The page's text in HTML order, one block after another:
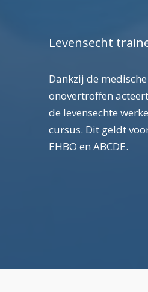
Levensecht
Dankzij de
onovertroffen
de levensechte
cursus. Dit geldt
EHBO en ABCDE.